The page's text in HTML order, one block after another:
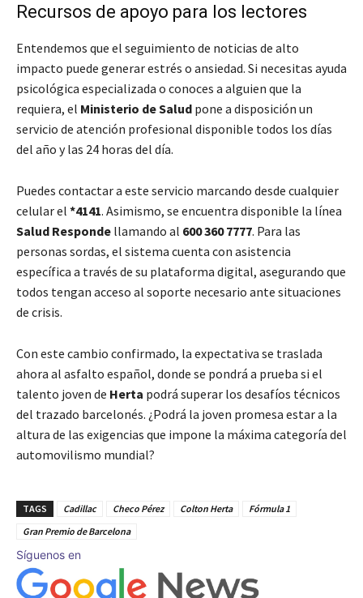
Recursos de apoyo para los lectores
Entendemos que el seguimiento de noticias de alto
impacto puede generar estrés o ansiedad. Si necesitas ayuda
psicológica especializada o conoces a alguien que la
requiera, el Ministerio de Salud pone a disposición un
servicio de atención profesional disponible todos los días
del año y las 24 horas del día.
Puedes contactar a este servicio marcando desde cualquier
celular el *4141. Asimismo, se encuentra disponible la línea
Salud Responde llamando al 600 360 7777. Para las
personas sordas, el sistema cuenta con asistencia
específica a través de su plataforma digital, asegurando que
todos tengan acceso al soporte necesario ante situaciones
de crisis.
Con este cambio confirmado, la expectativa se traslada
ahora al asfalto español, donde se pondrá a prueba si el
talento joven de Herta podrá superar los desafíos técnicos
del trazado barcelonés. ¿Podrá la joven promesa estar a la
altura de las exigencias que impone la máxima categoría del
automovilismo mundial?
TAGS Cadillac Checo Pérez Colton Herta
Fórmula 1
Gran Premio de Barcelona
Síguenos en